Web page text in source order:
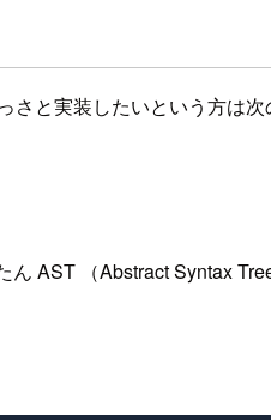
と実装したいという方は
AST （Abstract Syntax